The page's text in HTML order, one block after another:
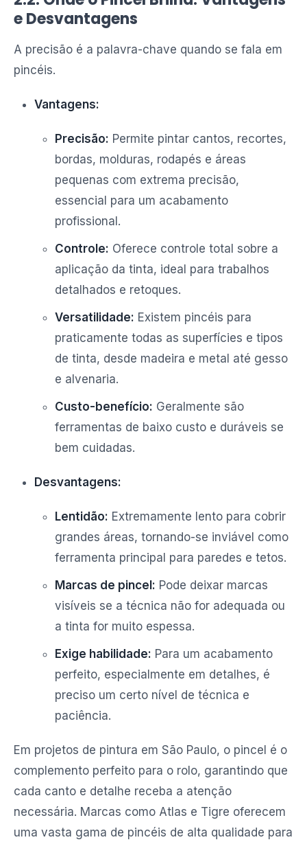
e Desvantagens
A precisão é a palavra-chave quando se fala em
pincéis.
Vantagens:
Precisão: Permite pintar cantos, recortes,
bordas, molduras, rodapés e áreas
pequenas com extrema precisão,
essencial para um acabamento
profissional.
Controle: Oferece controle total sobre a
aplicação da tinta, ideal para trabalhos
detalhados e retoques.
Versatilidade: Existem pincéis para
praticamente todas as superfícies e tipos
de tinta, desde madeira e metal até gesso
e alvenaria.
Custo-benefício: Geralmente são
ferramentas de baixo custo e duráveis se
bem cuidadas.
Desvantagens:
Lentidão: Extremamente lento para cobrir
grandes áreas, tornando-se inviável como
ferramenta principal para paredes e tetos.
Marcas de pincel: Pode deixar marcas
visíveis se a técnica não for adequada ou
a tinta for muito espessa.
Exige habilidade: Para um acabamento
perfeito, especialmente em detalhes, é
preciso um certo nível de técnica e
paciência.
Em projetos de pintura em São Paulo, o pincel é o
complemento perfeito para o rolo, garantindo que
cada canto e detalhe receba a atenção
necessária. Marcas como Atlas e Tigre oferecem
uma vasta gama de pincéis de alta qualidade para